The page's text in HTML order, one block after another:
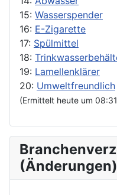
15: Wasserspender
16: E-Zigarette
17: Spülmittel
18:
19: Lamellenklärer
20: Umweltfreundlich
(Ermittelt heute um
(Änderungen)